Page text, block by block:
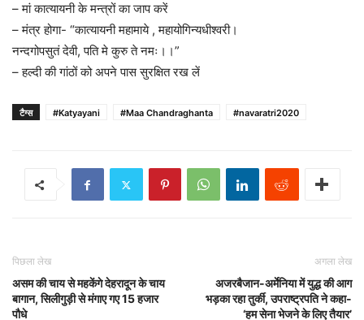
– मां कात्यायनी के मन्त्रों का जाप करें
– मंत्र होगा- “कात्यायनी महामाये , महायोगिन्यधीश्वरी।
नन्दगोपसुतं देवी, पति मे कुरु ते नमः।।”
– हल्दी की गांठों को अपने पास सुरक्षित रख लें
टैग्स #Katyayani #Maa Chandraghanta #navaratri2020
पिछला लेख
असम की चाय से महकेंगे देहरादून के चाय
बागान, सिलीगुड़ी से मंगाए गए 15 हजार
पौधे
अगला लेख
अजरबैजान-अर्मेनिया में युद्ध की आग
भड़का रहा तुर्की, उपराष्ट्रपति ने कहा-
‘हम सेना भेजने के लिए तैयार’